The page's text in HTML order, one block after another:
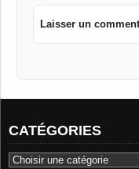
CATÉGORIES